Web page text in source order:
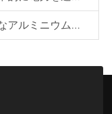
電動車いすの選び方